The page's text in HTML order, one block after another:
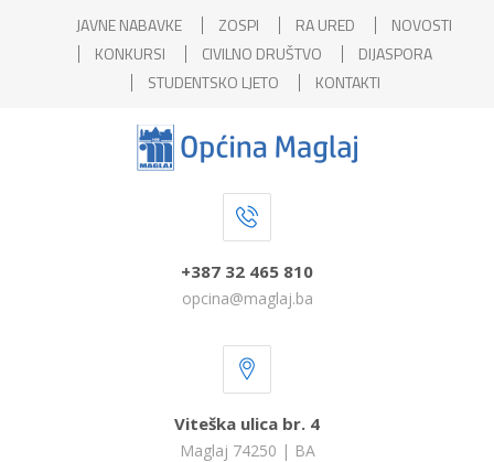
JAVNE NABAVKE ZOSPI RA URED
NOVOSTI
KONKURSI
CIVILNO DRUŠTVO
DIJASPORA
STUDENTSKO LJETO
KONTAKTI
+387 32 465 810
opcina@maglaj.ba
Viteška ulica br. 4
Maglaj 74250 | BA